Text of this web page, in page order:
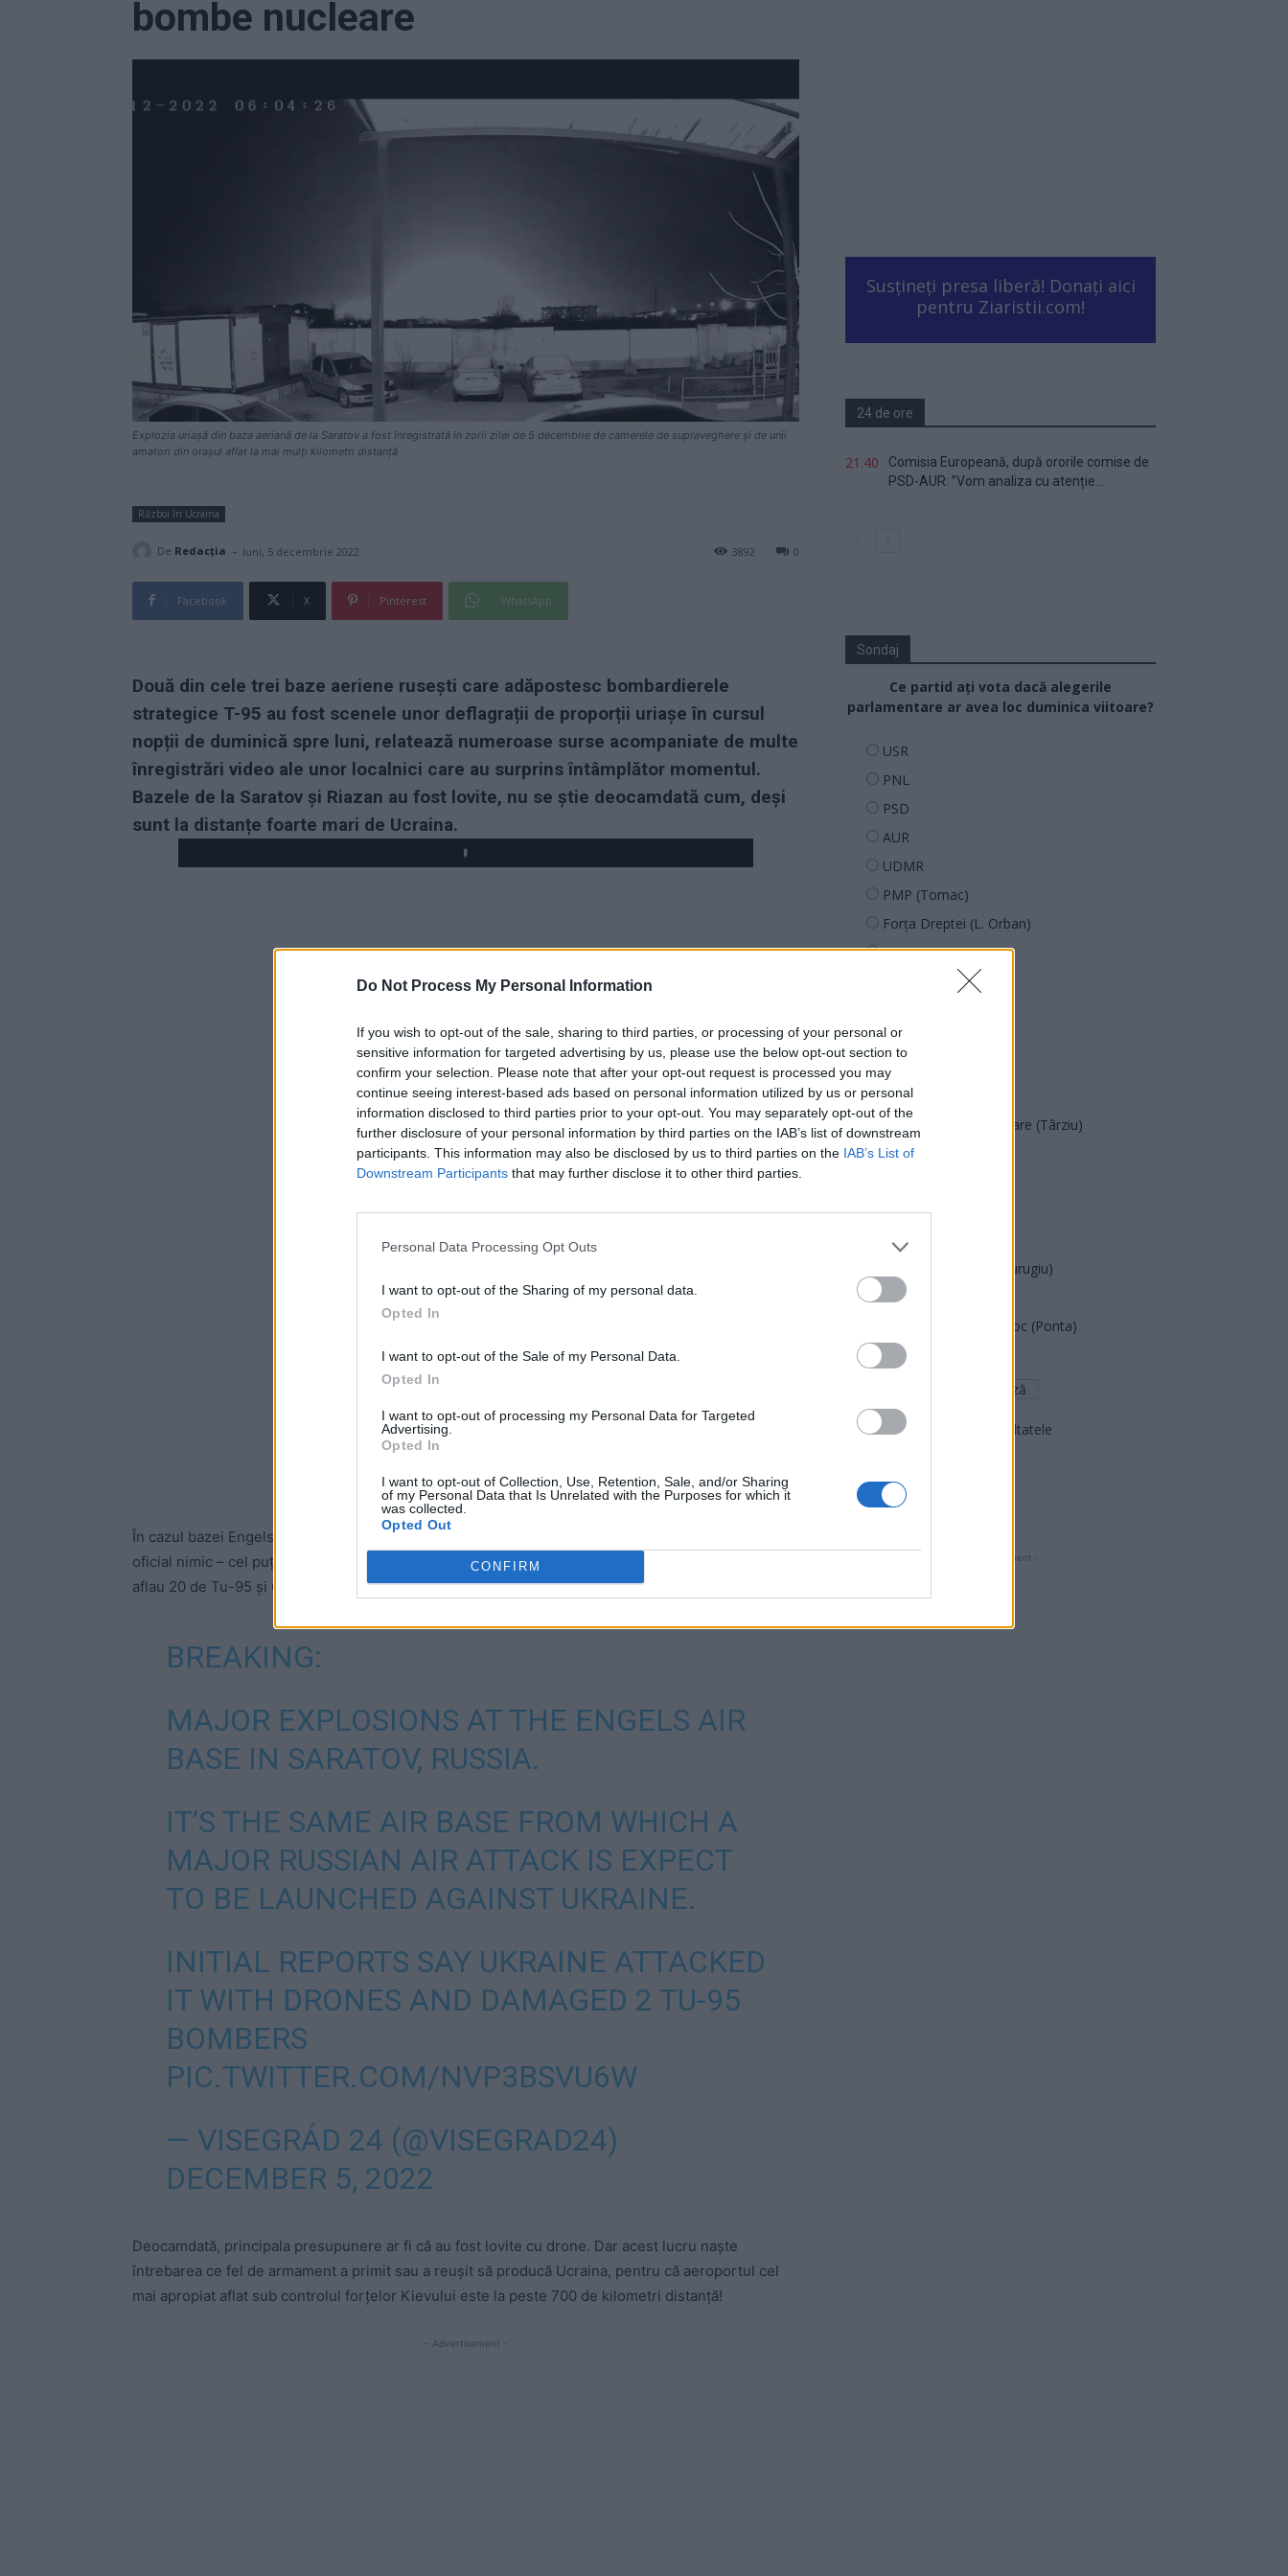
Do Not Process My Personal Information
If you wish to opt-out of the sale, sharing to third parties, or processing of your personal or
sensitive information for targeted advertising by us, please use the below opt-out section to
confirm your selection. Please note that after your opt-out request is processed you may
continue seeing interest-based ads based on personal information utilized by us or personal
information disclosed to third parties prior to your opt-out. You may separately opt-out of the
further disclosure of your personal information by third parties on the IAB’s list of downstream
participants. This information may also be disclosed by us to third parties on the IAB’s List of
Downstream Participants that may further disclose it to other third parties.
Personal Data Processing Opt Outs
I want to opt-out of the Sharing of my personal data.
Opted In
I want to opt-out of the Sale of my Personal Data.
Opted In
I want to opt-out of processing my Personal Data for Targeted
Advertising.
Opted In
I want to opt-out of Collection, Use, Retention, Sale, and/or Sharing
of my Personal Data that Is Unrelated with the Purposes for which it
was collected.
Opted Out
CONFIRM
bombe nucleare
Explozia uriașă din baza aeriană de la Saratov a fost înregistrată în zorii zilei de 5 decembrie de camerele de supraveghere și de unii
amatori din orașul aflat la mai mulți kilometri distanță
Război în Ucraina
De Redacţia - luni, 5 decembrie 2022 0
3892
Facebook X Pinterest WhatsApp
Două din cele trei baze aeriene rusești care adăpostesc bombardierele
strategice T-95 au fost scenele unor deflagrații de proporții uriașe în cursul
nopții de duminică spre luni, relatează numeroase surse acompaniate de multe
înregistrări video ale unor localnici care au surprins întâmplător momentul.
Bazele de la Saratov și Riazan au fost lovite, nu se știe deocamdată cum, deși
sunt la distanțe foarte mari de Ucraina.
ad
În cazul bazei Engels-2, din Saratov, se știe că ar fi fost avariate sau distruse – nu e confirmat încă
oficial nimic – cel puțin două Tupolev-95. Conform informațiilor, săptămâna trecută la Saratov se
aflau 20 de Tu-95 și 6 Tu-160.
BREAKING:
MAJOR EXPLOSIONS AT THE ENGELS AIR
BASE IN SARATOV, RUSSIA.
IT’S THE SAME AIR BASE FROM WHICH A
MAJOR RUSSIAN AIR ATTACK IS EXPECT
TO BE LAUNCHED AGAINST UKRAINE.
INITIAL REPORTS SAY UKRAINE ATTACKED
IT WITH DRONES AND DAMAGED 2 TU-95
BOMBERS
PIC.TWITTER.COM/NVP3BSVU6W
— VISEGRÁD 24 (@VISEGRAD24)
DECEMBER 5, 2022
Deocamdată, principala presupunere ar fi că au fost lovite cu drone. Dar acest lucru naște
întrebarea ce fel de armament a primit sau a reușit să producă Ucraina, pentru că aeroportul cel
mai apropiat aflat sub controlul forțelor Kievului este la peste 700 de kilometri distanță!
- Advertisement -
Susțineți presa liberă! Donați aici
pentru Ziaristii.com!
24 de ore
21.40
Comisia Europeană, după ororile comise de
PSD-AUR: ”Vom analiza cu atenție...
Sondaj
Ce partid ați vota dacă alegerile
parlamentare ar avea loc duminica viitoare?
USR
PNL
PSD
AUR
UDMR
PMP (Tomac)
Forța Dreptei (L. Orban)
PNȚMM
SOS (Șoșoacă)
POT (Gavrilă)
PACE (Peia)
Acțiunea Conservatoare (Târziu)
PDF (Lazarus)
PNȚCD (Pavelescu)
PNCR (Terheș)
Partidul Patrioților (Surugiu)
FAR (Coarnă)
România pe Primul Loc (Ponta)
Altul
Arată rezultatele
- Advertisment -